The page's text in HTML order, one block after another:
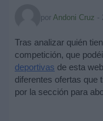
por Andoni Cruz -
Tras analizar quién
competición, que
deportivas de esta
diferentes ofertas que
por la sección para